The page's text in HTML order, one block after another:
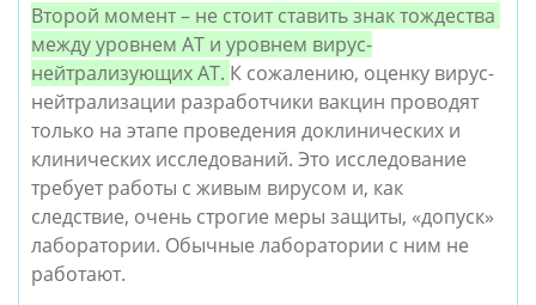
Второй момент – не стоит ставить знак тождества
между уровнем АТ и уровнем вирус-
нейтрализующих АТ. К сожалению, оценку вирус-
нейтрализации разработчики вакцин проводят
только на этапе проведения доклинических и
клинических исследований. Это исследование
требует работы с живым вирусом и, как
следствие, очень строгие меры защиты, «допуск»
лаборатории. Обычные лаборатории с ним не
работают.